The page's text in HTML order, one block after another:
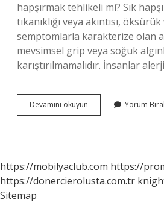
hapşırmak tehlikeli mi? Sık
tıkanıklığı veya akıntısı,
semptomlarla karakterize olan
mevsimsel grip veya soğuk
karıştırılmamalıdır. İnsanlar
Devamını okuyun
Üste
Yorum
https://mobilyaclub.com https://
https://donercierolusta.com.tr
Sitemap